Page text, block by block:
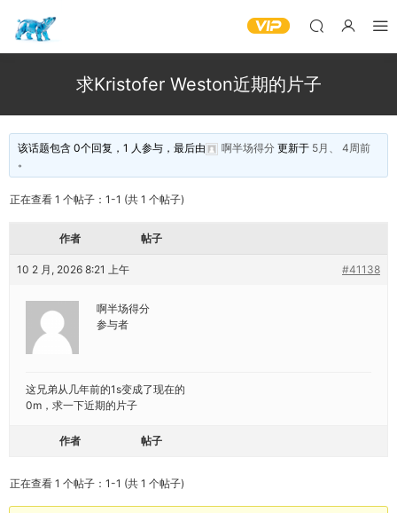
求Kristofer Weston近期的片子
该话题包含 0个回复，1 人参与，最后由 啊半场得分 更新于 5月、 4周前
。
正在查看 1 个帖子：1-1 (共 1 个帖子)
作者 帖子
10 2 月, 2026 8:21 上午 #41138
啊半场得分
参与者
这兄弟从几年前的1s变成了现在的
0m，求一下近期的片子
作者 帖子
正在查看 1 个帖子：1-1 (共 1 个帖子)